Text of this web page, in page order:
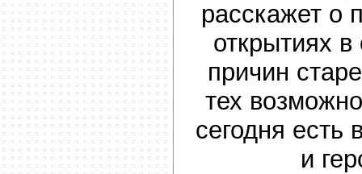
расскажет о
открытиях в
причин
тех
сегодня есть
и